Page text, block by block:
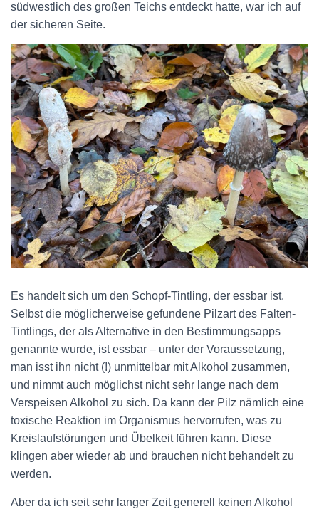
südwestlich des großen Teichs entdeckt hatte, war ich auf
der sicheren Seite.
Es handelt sich um den Schopf-Tintling, der essbar ist.
Selbst die möglicherweise gefundene Pilzart des Falten-
Tintlings, der als Alternative in den Bestimmungsapps
genannte wurde, ist essbar – unter der Voraussetzung,
man isst ihn nicht (!) unmittelbar mit Alkohol zusammen,
und nimmt auch möglichst nicht sehr lange nach dem
Verspeisen Alkohol zu sich. Da kann der Pilz nämlich eine
toxische Reaktion im Organismus hervorrufen, was zu
Kreislaufstörungen und Übelkeit führen kann. Diese
klingen aber wieder ab und brauchen nicht behandelt zu
werden.
Aber da ich seit sehr langer Zeit generell keinen Alkohol